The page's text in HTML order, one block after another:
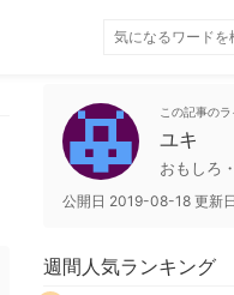
この記事の
ユキ
おもしろ
公開日 2019-08-18 更新日
週間人気ランキング